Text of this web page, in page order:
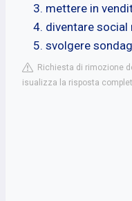
mettere in
diventare social
svolgere
Richiesta di rimozione
isualizza la risposta